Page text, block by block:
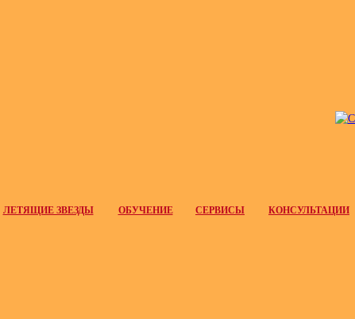
ЛЕТЯЩИЕ ЗВЕЗДЫ ОБУЧЕНИЕ СЕРВИСЫ КОНСУЛЬТАЦИИ